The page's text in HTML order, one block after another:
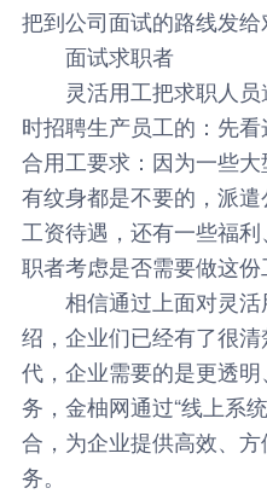
把到公司面试的路线发给
面试求职者
灵活用工把求职人员
时招聘生产员工的：先
合用工要求：因为一些
有纹身都是不要的，派
工资待遇，还有一些福
职者考虑是否需要做这份
相信通过上面对灵活
绍，企业们已经有了很
代，企业需要的是更透
务， 金柚网通过“线上系
合，为企业提供高效、
务。